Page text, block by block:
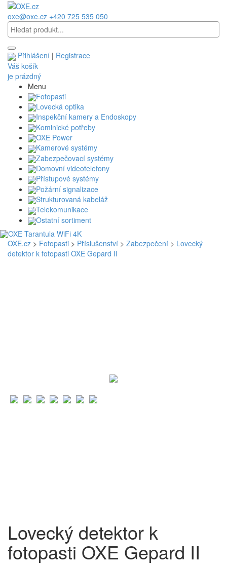
oxe@oxe.cz +420 725 535 050
Přihlášení | Registrace
Váš košík
je prázdný
Menu
Fotopasti
Lovecká optika
Inspekční kamery a Endoskopy
Kominické potřeby
OXE Power
Kamerové systémy
Zabezpečovací systémy
Domovní videotelefony
Přístupové systémy
Požární signalizace
Strukturovaná kabeláž
Telekomunikace
Ostatní sortiment
OXE.cz > Fotopasti > Příslušenství > Zabezpečení > Lovecký
detektor k fotopasti OXE Gepard II
Lovecký detektor k
fotopasti OXE Gepard II